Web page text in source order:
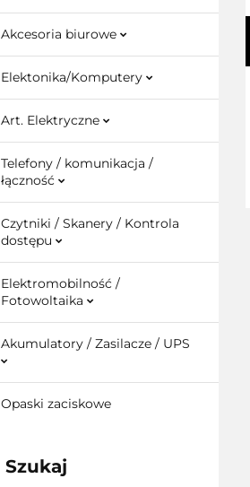
Akcesoria biurowe
Elektonika/Komputery
Art. Elektryczne
Telefony / komunikacja /
łączność
Czytniki / Skanery / Kontrola
dostępu
Elektromobilność /
Fotowoltaika
Akumulatory / Zasilacze / UPS
Opaski zaciskowe
Szukaj